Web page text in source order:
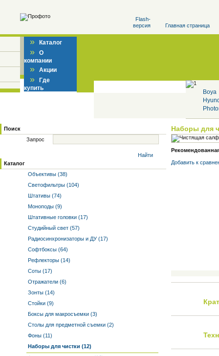
Flash-
версия
Главная страница
» Каталог
» О
компании
» Акции
» Где
купить
Boya
Поиск
Запрос
Найти
Каталог
Объективы (38)
Светофильтры (104)
Штативы (74)
Моноподы (9)
Штативные головки (17)
Студийный свет (57)
Радиосинхронизаторы и ДУ (17)
Софтбоксы (64)
Рефлекторы (14)
Соты (17)
Отражатели (6)
Зонты (14)
Стойки (9)
Боксы для макросъемки (3)
Столы для предметной съемки (2)
Фоны (11)
Наборы для чистки (12)
Наборы для
Добавить к